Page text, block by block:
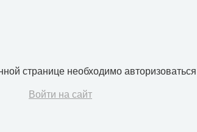
странице необходимо
Войти на сайт